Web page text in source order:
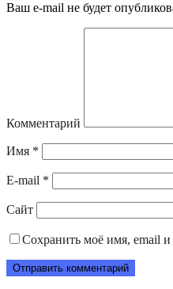
Ваш e-mail не будет
Комментарий
Имя *
E-mail *
Сайт
Сохранить моё имя, email и